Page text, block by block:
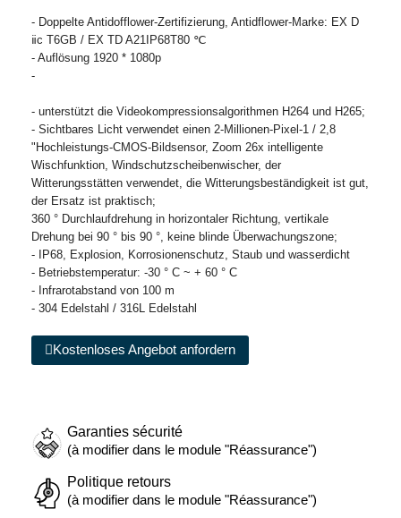
- Doppelte Antidofflower-Zertifizierung, Antidflower-Marke: EX D
ⅱc T6GB / EX TD A21IP68T80 ℃
- Auflösung 1920 * 1080p
-
- unterstützt die Videokompressionsalgorithmen H264 und H265;
- Sichtbares Licht verwendet einen 2-Millionen-Pixel-1 / 2,8
"Hochleistungs-CMOS-Bildsensor, Zoom 26x intelligente
Wischfunktion, Windschutzscheibenwischer, der
Witterungsstätten verwendet, die Witterungsbeständigkeit ist gut,
der Ersatz ist praktisch;
360 ° Durchlaufdrehung in horizontaler Richtung, vertikale
Drehung bei 90 ° bis 90 °, keine blinde Überwachungszone;
- IP68, Explosion, Korrosionenschutz, Staub und wasserdicht
- Betriebstemperatur: -30 ° C ~ + 60 ° C
- Infrarotabstand von 100 m
- 304 Edelstahl / 316L Edelstahl
Kostenloses Angebot anfordern
Garanties sécurité
(à modifier dans le module "Réassurance")
Politique retours
(à modifier dans le module "Réassurance")